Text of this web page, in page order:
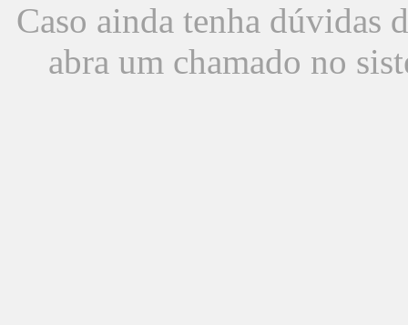
Caso ainda tenha dúvidas
abra um chamado no